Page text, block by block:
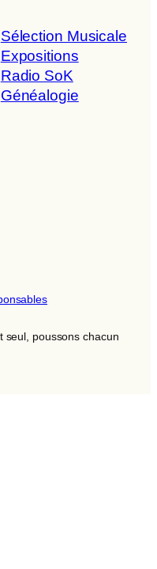
Sélection Musicale
Expositions
Radio SoK
Généalogie
poussons chacun